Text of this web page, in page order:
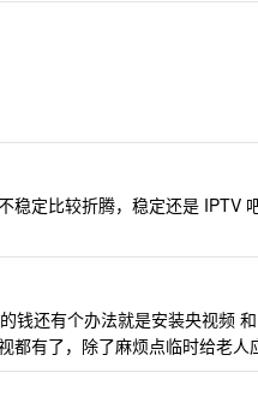
稳定比较折腾，稳定还是 IPTV
钱还有个办法就是安装央视频
都有了，除了麻烦点临时给老人